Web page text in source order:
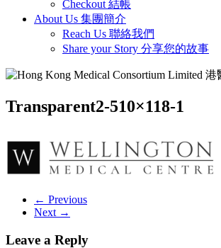
Checkout 結帳
About Us 集團簡介
Reach Us 聯絡我們
Share your Story 分享您的故事
Transparent2-510×118-1
← Previous
Next →
Leave a Reply